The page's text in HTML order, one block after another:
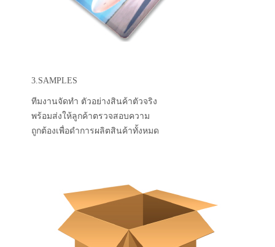
3.SAMPLES
ทีมงานจัดทำ ตัวอย่างสินค้าตัวจริง
พร้อมส่งให้ลูกค้าตรวจสอบความ
ถูกต้องเพื่อดำการผลิตสินค้าทั้งหมด